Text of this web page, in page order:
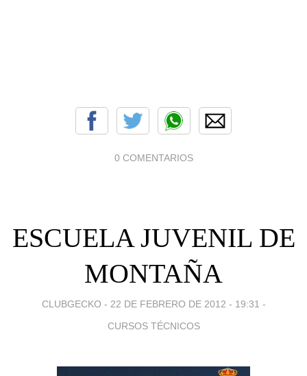
0 COMENTARIOS
ESCUELA JUVENIL DE
MONTAÑA
CLUBGECKO - 22 DE FEBRERO DE 2012 - 19:31 -
CURSOS TÉCNICOS